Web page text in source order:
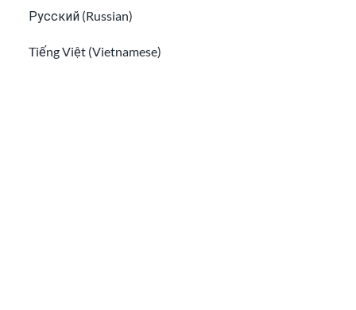
Русский (Russian)
Tiếng Việt (Vietnamese)
0:33